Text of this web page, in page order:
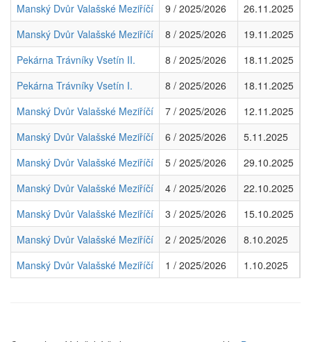
Manský Dvůr Valašské Meziříčí
9 / 2025/2026 26.11.2025
Manský Dvůr Valašské Meziříčí
8 / 2025/2026 19.11.2025
Pekárna Trávníky Vsetín II.
8 / 2025/2026 18.11.2025
Pekárna Trávníky Vsetín I.
8 / 2025/2026 18.11.2025
Manský Dvůr Valašské Meziříčí
7 / 2025/2026 12.11.2025
Manský Dvůr Valašské Meziříčí
6 / 2025/2026 5.11.2025
Manský Dvůr Valašské Meziříčí
5 / 2025/2026 29.10.2025
Manský Dvůr Valašské Meziříčí
4 / 2025/2026 22.10.2025
Manský Dvůr Valašské Meziříčí
3 / 2025/2026 15.10.2025
Manský Dvůr Valašské Meziříčí
2 / 2025/2026 8.10.2025
Manský Dvůr Valašské Meziříčí
1 / 2025/2026 1.10.2025